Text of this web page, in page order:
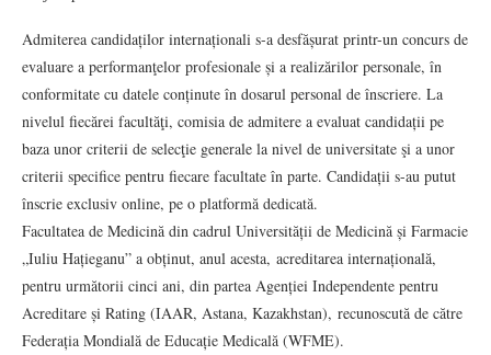
Admiterea candidaților internaționali s-a desfășurat printr-un concurs de
evaluare a performanţelor profesionale și a realizărilor personale, în
conformitate cu datele conținute în dosarul personal de înscriere. La
nivelul fiecărei facultăţi, comisia de admitere a evaluat candidații pe
baza unor criterii de selecţie generale la nivel de universitate şi a unor
criterii specifice pentru fiecare facultate în parte. Candidații s-au putut
înscrie exclusiv online, pe o platformă dedicată.
Facultatea de Medicină din cadrul Universității de Medicină și Farmacie
„Iuliu Hațieganu” a obținut, anul acesta, acreditarea internațională,
pentru următorii cinci ani, din partea Agenției Independente pentru
Acreditare și Rating (IAAR, Astana, Kazakhstan), recunoscută de către
Federația Mondială de Educație Medicală (WFME).